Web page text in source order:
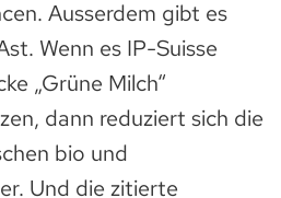
Ausserdem gibt es
Wenn es IP-Suisse
„Grüne Milch“
dann reduziert sich die
bio und
Und die zitierte